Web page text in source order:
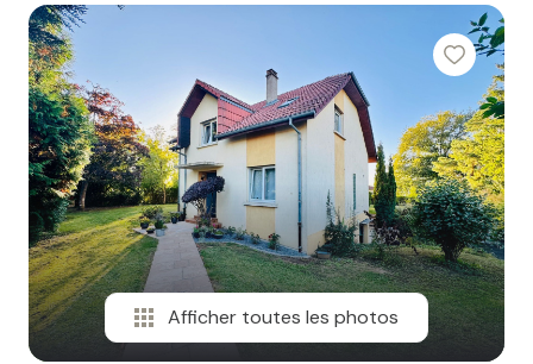
Afficher toutes les photos